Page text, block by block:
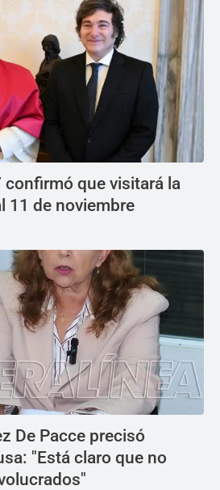
confirmó que visitará la
11 de noviembre
De Pacce precisó
"Está claro que no